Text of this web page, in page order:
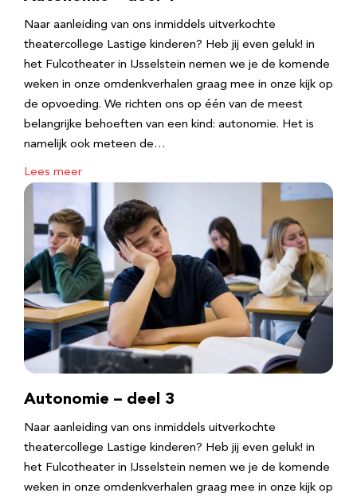
Naar aanleiding van ons inmiddels uitverkochte
theatercollege Lastige kinderen? Heb jij even geluk! in
het Fulcotheater in IJsselstein nemen we je de komende
weken in onze omdenkverhalen graag mee in onze kijk op
de opvoeding. We richten ons op één van de meest
belangrijke behoeften van een kind: autonomie. Het is
namelijk ook meteen de…
Lees meer
Autonomie – deel 3
Naar aanleiding van ons inmiddels uitverkochte
theatercollege Lastige kinderen? Heb jij even geluk! in
het Fulcotheater in IJsselstein nemen we je de komende
weken in onze omdenkverhalen graag mee in onze kijk op